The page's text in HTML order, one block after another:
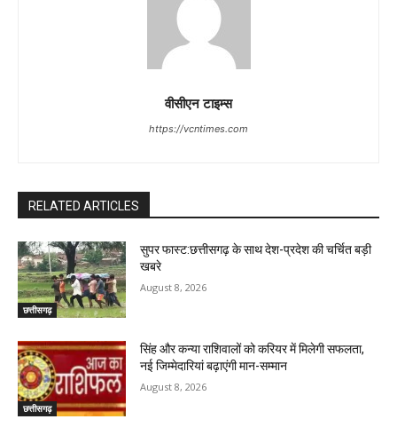
वीसीएन टाइम्स
https://vcntimes.com
RELATED ARTICLES
छत्तीसगढ़
सुपर फास्ट:छत्तीसगढ़ के साथ देश-प्रदेश की चर्चित बड़ी
खबरे
August 8, 2026
छत्तीसगढ़
सिंह और कन्या राशिवालों को करियर में मिलेगी सफलता,
नई जिम्मेदारियां बढ़ाएंगी मान-सम्मान
August 8, 2026